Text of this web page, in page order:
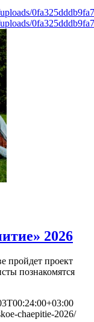
2026
пройдет проект
познакомятся
chaepitie-2026/